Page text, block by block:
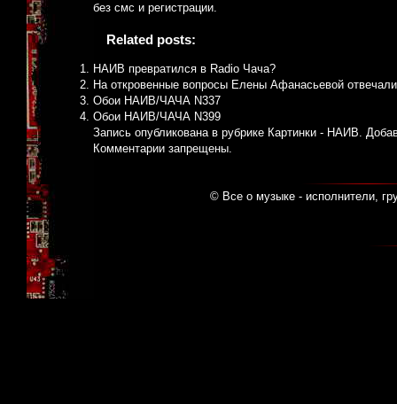
без смс и регистрации.
Related posts:
НАИВ превратился в Radio Чача?
На откровенные вопросы Елены Афанасьевой
Обои НАИВ/ЧАЧА N337
Обои НАИВ/ЧАЧА N399
Запись опубликована в рубрике Картинки - НАИВ.
Комментарии запрещены.
© Все о музыке - исполнители,